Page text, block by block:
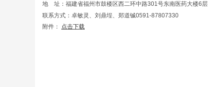
地 址：福建省福州市鼓楼区西二环中路301号
联系方式：卓敏灵、刘鼎埕、郑道铖0591-87807330
附件： 点击下载